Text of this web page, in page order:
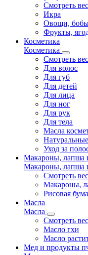
Смотреть
Икра
Овощи,
Фрукты,
Косметика
Косметика
Смотреть
Для волос
Для губ
Для детей
Для лица
Для ног
Для рук
Для тела
Масла
Уход за
Макароны, лапша
Макароны, лапша
Смотреть
Макароны,
Рисовая
Масла
Масла
Смотреть
Масло гхи
Масло
Мед и продукты